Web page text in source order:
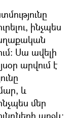
ինչպես
Սա ավելի
արվում է
և
մեր